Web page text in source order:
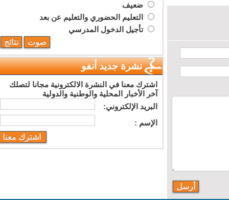
ضعيف
التعليم الحضوري والتعليم عن بعد
تأجيل الدخول المدرسي
نشرة جديد أنفو
اشترك معنا في النشرة الالكترونية مجانا لتصلك
آخر الأخبار المحلية والوطنية والدولية
البريد اﻹلكتروني:
اﻹسم :